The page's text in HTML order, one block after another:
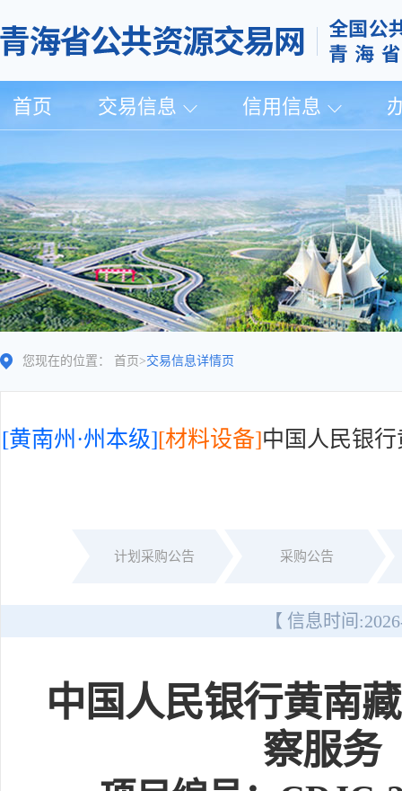
首页 交易信息 信用信息
您现在的位置： 首页 >交易信息详情页
[黄南州·州本级][材料设备]中国人民银
计划采购公告 采购公告
【 信息时间:
中国人民银行黄南
察服务